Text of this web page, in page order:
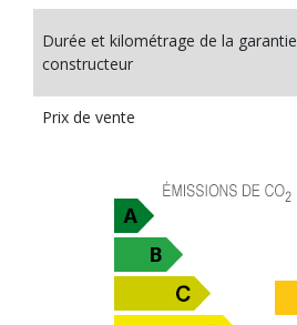
Durée et kilométrage de la garantie
constructeur
Prix de vente